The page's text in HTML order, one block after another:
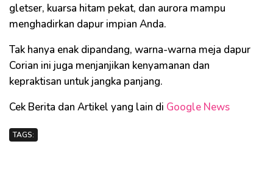
gletser, kuarsa hitam pekat, dan aurora mampu
menghadirkan dapur impian Anda.
Tak hanya enak dipandang, warna-warna meja dapur
Corian ini juga menjanjikan kenyamanan dan
kepraktisan untuk jangka panjang.
Cek Berita dan Artikel yang lain di Google News
TAGS: